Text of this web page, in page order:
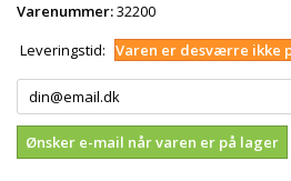
Varenummer:32200
Leveringstid: Varen er desværre ikke
Ønsker e-mail når varen er på lager